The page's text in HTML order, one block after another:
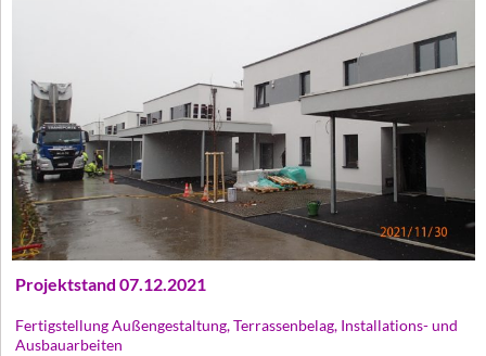
Projektstand 07.12.2021
Fertigstellung Außengestaltung, Terrassenbelag, Installations- und
Ausbauarbeiten